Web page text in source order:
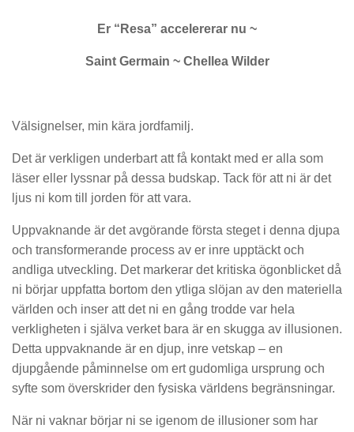
Er “Resa” accelererar nu ~
Saint Germain ~ Chellea Wilder
Välsignelser, min kära jordfamilj.
Det är verkligen underbart att få kontakt med er alla som
läser eller lyssnar på dessa budskap. Tack för att ni är det
ljus ni kom till jorden för att vara.
Uppvaknande är det avgörande första steget i denna djupa
och transformerande process av er inre upptäckt och
andliga utveckling. Det markerar det kritiska ögonblicket då
ni börjar uppfatta bortom den ytliga slöjan av den materiella
världen och inser att det ni en gång trodde var hela
verkligheten i själva verket bara är en skugga av illusionen.
Detta uppvaknande är en djup, inre vetskap – en
djupgående påminnelse om ert gudomliga ursprung och
syfte som överskrider den fysiska världens begränsningar.
När ni vaknar börjar ni se igenom de illusioner som har